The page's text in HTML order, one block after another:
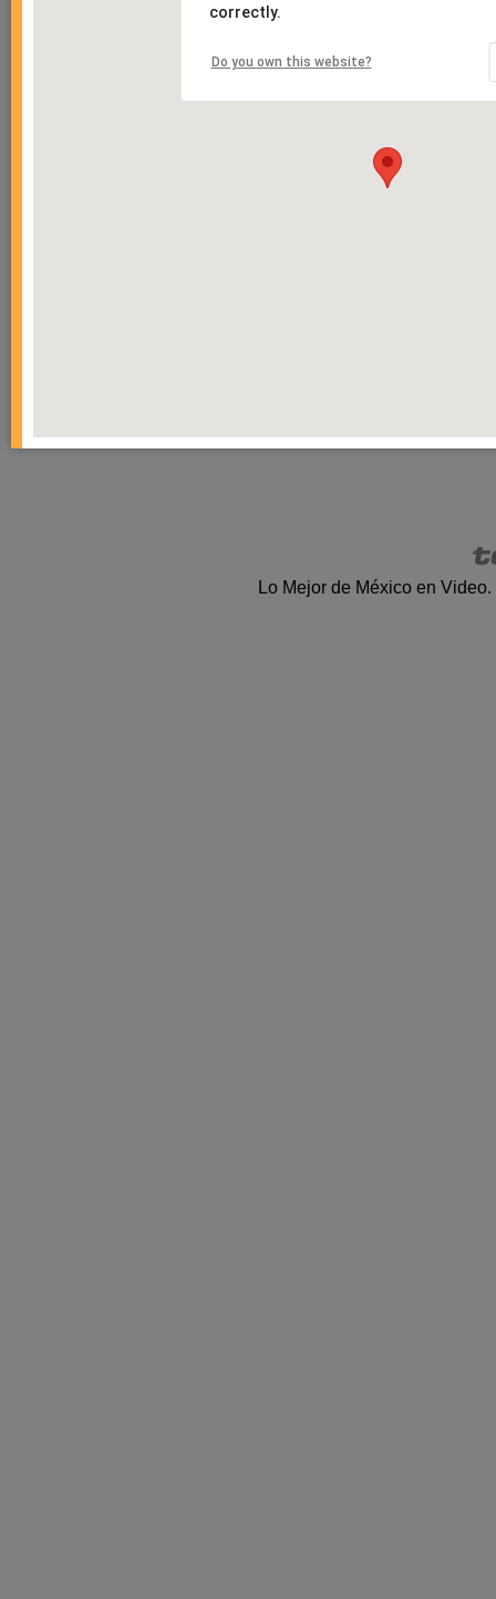
correctly.
Do you own this website?
Lo Mejor de México en